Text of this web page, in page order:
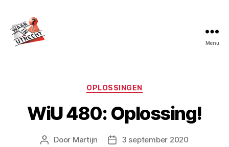
Menu
Categorieën
OPLOSSINGEN
WiU 480: Oplossing!
Berichtauteur
Door Martijn Berichtdatum
3 september 2020